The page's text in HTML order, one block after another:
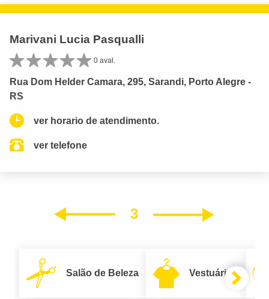
Marivani Lucia Pasqualli
0 aval.
Rua Dom Helder Camara, 295, Sarandi, Porto Alegre -
RS
ver horario de atendimento.
ver telefone
3
Salão de Beleza Vestuário